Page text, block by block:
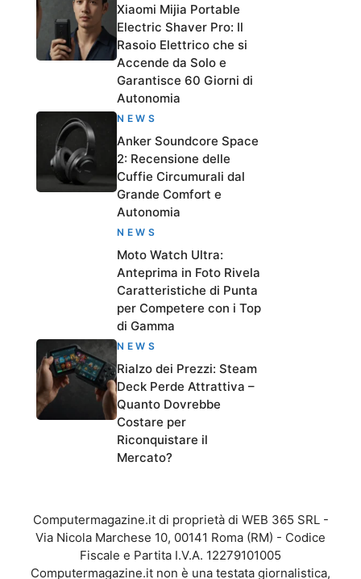
Xiaomi Mijia Portable
Electric Shaver Pro: Il
Rasoio Elettrico che si
Accende da Solo e
Garantisce 60 Giorni di
Autonomia
NEWS
Anker Soundcore Space
2: Recensione delle
Cuffie Circumurali dal
Grande Comfort e
Autonomia
NEWS
Moto Watch Ultra:
Anteprima in Foto Rivela
Caratteristiche di Punta
per Competere con i Top
di Gamma
NEWS
Rialzo dei Prezzi: Steam
Deck Perde Attrattiva –
Quanto Dovrebbe
Costare per
Riconquistare il
Mercato?
Computermagazine.it di proprietà di WEB 365 SRL -
Via Nicola Marchese 10, 00141 Roma (RM) - Codice
Fiscale e Partita I.V.A. 12279101005
Computermagazine.it non è una testata giornalistica,